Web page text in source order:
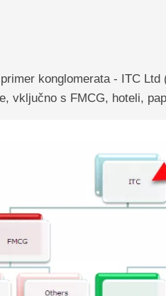
konglomerata - ITC
vključno s FMCG, hoteli,